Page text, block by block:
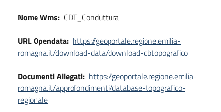
Nome Wms: CDT_Conduttura
URL Opendata: https://geoportale.regione.emilia-
romagna.it/download-data/download-dbtopografico
Documenti Allegati: https://geoportale.regione.emilia-
romagna.it/approfondimenti/database-topografico-
regionale